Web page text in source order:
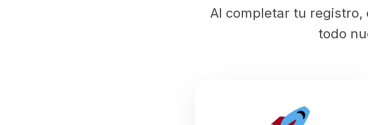
Al completar tu registro,
todo